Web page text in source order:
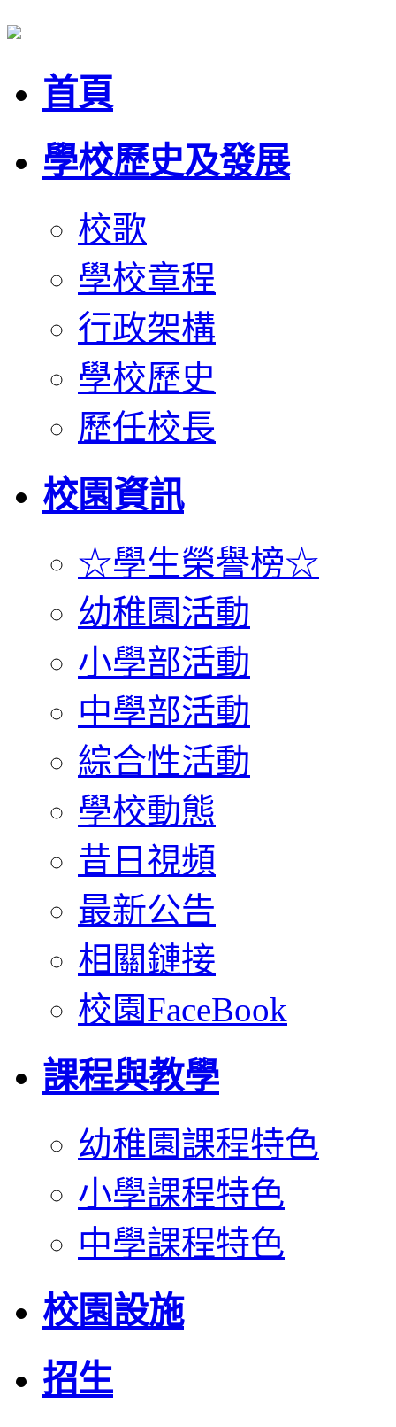
首頁
學校歷史及發展
校歌
學校章程
行政架構
學校歷史
歷任校長
校園資訊
☆學生榮譽榜☆
幼稚園活動
小學部活動
中學部活動
綜合性活動
學校動態
昔日視頻
最新公告
相關鏈接
校園FaceBook
課程與教學
幼稚園課程特色
小學課程特色
中學課程特色
校園設施
招生